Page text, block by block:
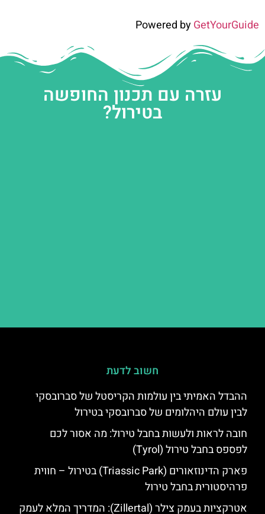
Powered byGetYourGuide
עזרה עם תכנון החופשה
בטירול?
חשוב לדעת
ההבדל האמיתי בין עולמות הקריסטל של סברובסקי
לבין עולם היהלומים של סברובסקי בטירול
חובה לראות ולעשות בחבל טירול: מה אסור לכם
לפספס בחבל טירול (Tyrol)
פארק הדינוזאורים (Triassic Park) בטירול – חווית
פרהיסטורית בחבל טירול
אטרקציות בעמק צילר (Zillertal): המדריך המלא לעמק